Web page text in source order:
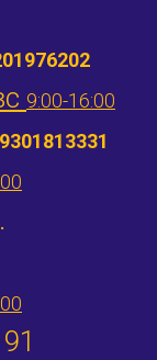
9:00-16:00